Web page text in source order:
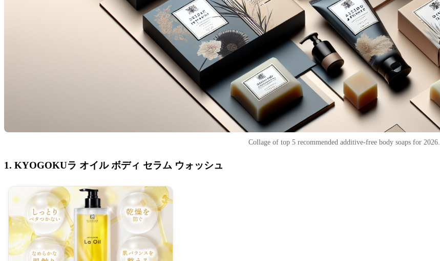
Collage of top 5 recommended additive-free body soaps for 2026.
1. KYOGOKUラ オイル ボディ セラム ウォッシュ